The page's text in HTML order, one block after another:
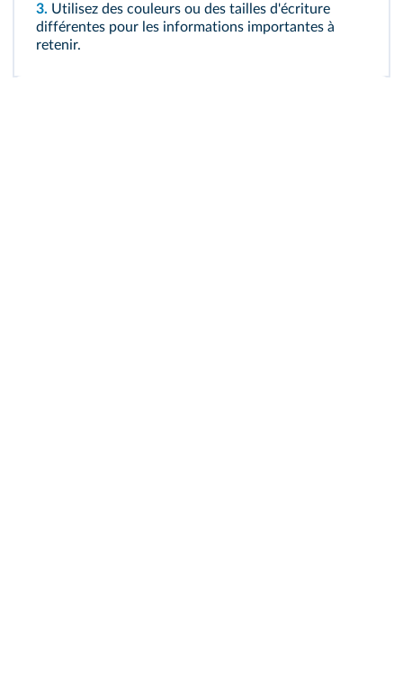
3. Utilisez des couleurs ou des tailles d'écriture
différentes pour les informations importantes à
retenir.